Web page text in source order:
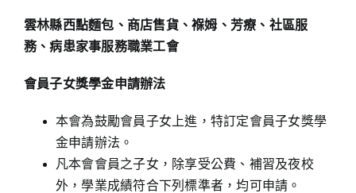
雲林縣西點麵包、商店售貨、褓姆、芳療、社區服
務、病患家事服務職業工會
會員子女獎學金申請辦法
本會為鼓勵會員子女上進，特訂定會員子女獎學
金申請辦法。
凡本會會員之子女，除享受公費、補習及夜校
外，學業成績符合下列標準者，均可申請。